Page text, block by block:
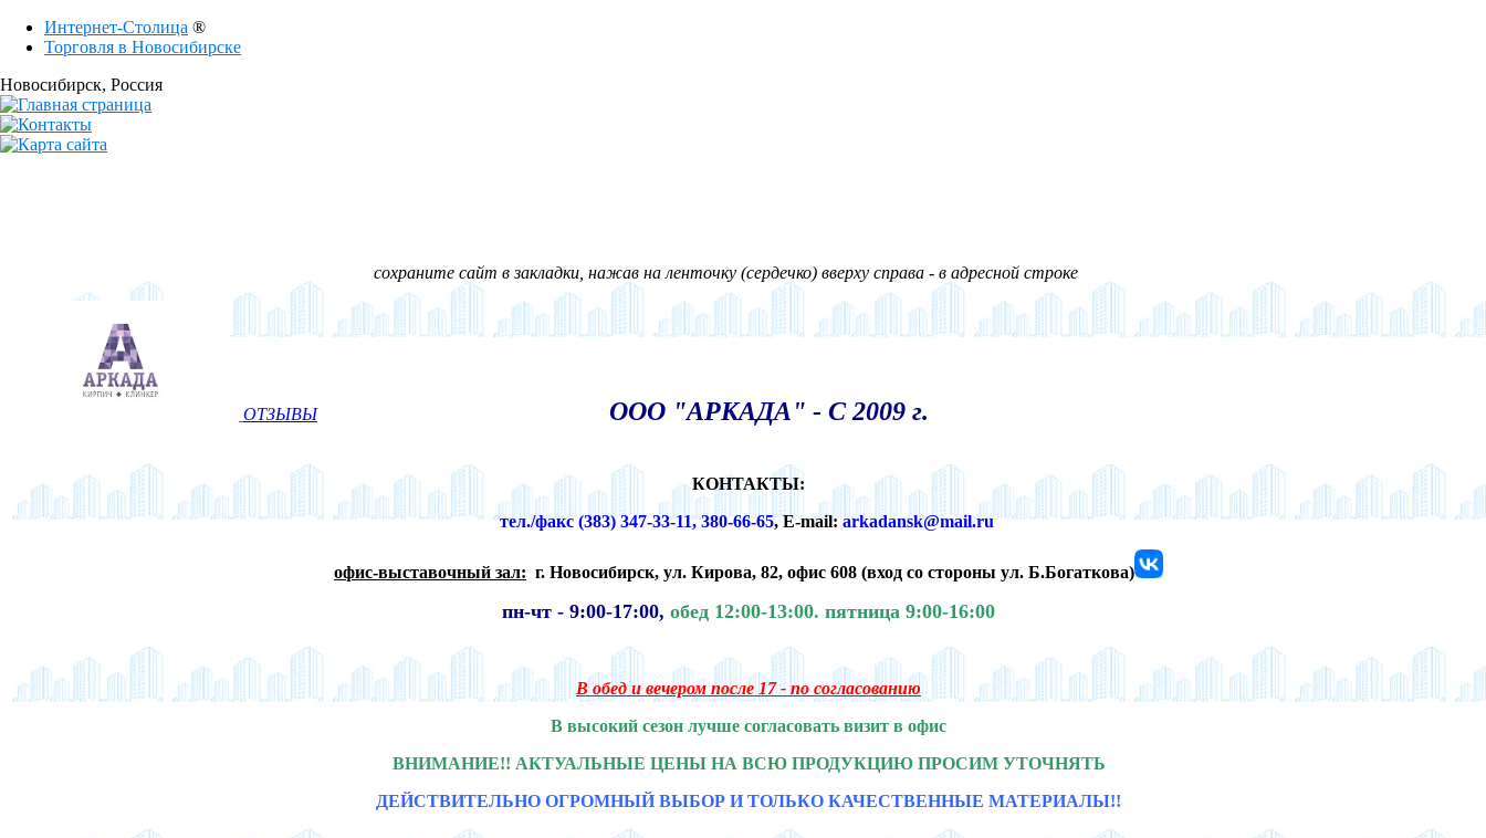
Интернет-Столица ®
Торговля в Новосибирске
Новосибирск, Россия
сохраните сайт в закладки, нажав на ленточку (сердечко) вверху справа - в адресной строке
ОТЗЫВЫ ООО "АРКАДА" - С 2009 г.
КОНТАКТЫ:
тел./факс (383) 347-33-11, 380-66-65,E-mail:arkadansk@mail.ru
офис-выставочный зал: г. Новосибирск, ул. Кирова, 82, офис 608 (вход со стороны ул. Б.Богаткова)
пн-чт - 9:00-17:00, обед 12:00-13:00. пятница 9:00-16:00
В обед и вечером после 17 - по согласованию
В высокий сезон лучше согласовать визит в офис
ВНИМАНИЕ!! АКТУАЛЬНЫЕ ЦЕНЫ НА ВСЮ ПРОДУКЦИЮ ПРОСИМ УТОЧНЯТЬ
ДЕЙСТВИТЕЛЬНО ОГРОМНЫЙ ВЫБОР И ТОЛЬКО КАЧЕСТВЕННЫЕ МАТЕРИАЛЫ!!